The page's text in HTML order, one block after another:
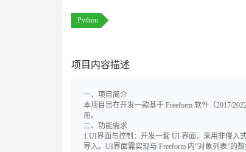
Python
项目内容描述
一、项目简介
本项目旨在开发一款基于 Freeform 软件（2017/
用。
二、功能需求
1.UI界面与控制：开发一套 UI 界面，采用非侵入
导入。UI界面需实现与 Freeform 内“对象列表”的